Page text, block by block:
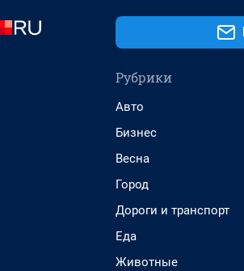
Рубрики
Авто
Бизнес
Весна
Город
Дороги и транспорт
Еда
Животные